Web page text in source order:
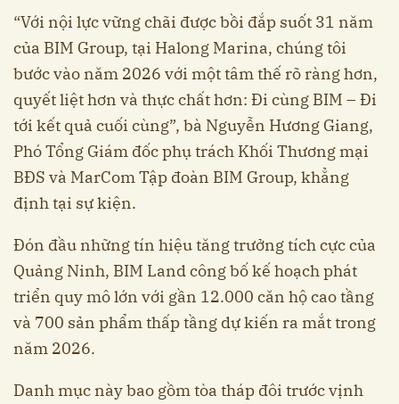
“Với nội lực vững chãi được bồi đắp suốt 31 năm
của BIM Group, tại Halong Marina, chúng tôi
bước vào năm 2026 với một tâm thế rõ ràng hơn,
quyết liệt hơn và thực chất hơn: Đi cùng BIM – Đi
tới kết quả cuối cùng”, bà Nguyễn Hương Giang,
Phó Tổng Giám đốc phụ trách Khối Thương mại
BĐS và MarCom Tập đoàn BIM Group, khẳng
định tại sự kiện.
Đón đầu những tín hiệu tăng trưởng tích cực của
Quảng Ninh, BIM Land công bố kế hoạch phát
triển quy mô lớn với gần 12.000 căn hộ cao tầng
và 700 sản phẩm thấp tầng dự kiến ra mắt trong
năm 2026.
Danh mục này bao gồm tòa tháp đôi trước vịnh